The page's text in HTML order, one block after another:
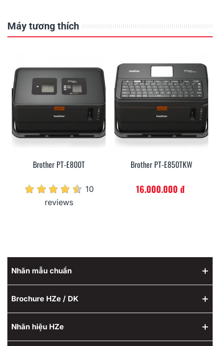
Máy tương thích
Brother PT-E800T
10
reviews
Brother PT-E850TKW
16.000.000 đ
Nhãn mẫu chuẩn
Brochure HZe / DK
Nhãn hiệu HZe